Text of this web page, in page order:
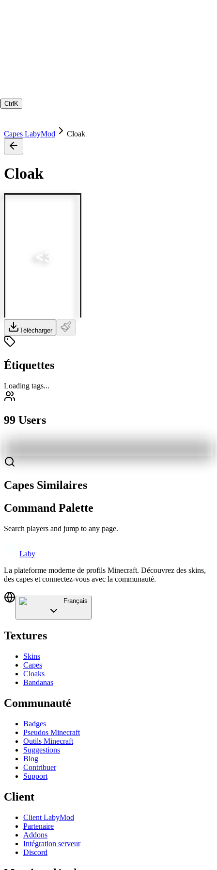
Ctrl K
Capes LabyMod Cloak
Cloak
Télécharger
Étiquettes
Loading tags...
99 Users
Capes Similaires
Command Palette
Search players and jump to any page.
Laby
La plateforme moderne de profils Minecraft. Découvrez des skins,
des capes et connectez-vous avec la communauté.
Français
Textures
Skins
Capes
Cloaks
Bandanas
Communauté
Badges
Pseudos Minecraft
Outils Minecraft
Suggestions
Blog
Contribuer
Support
Client
Client LabyMod
Partenaire
Addons
Intégration serveur
Discord